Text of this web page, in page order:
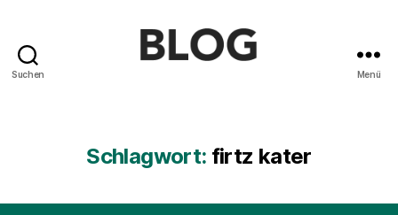
Suchen
Staatstheaters
Menü
Schlagwort: firtz kater